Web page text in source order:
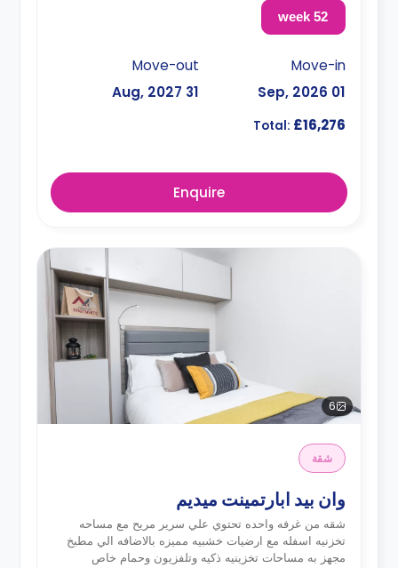
52 week
Move-in
01 Sep, 2026
Move-out
31 Aug, 2027
Total: £16,276
Enquire
6
شقة
وان بيد ابارتمينت ميديم
شقه من غرفه واحده تحتوي علي سرير مريح مع مساحه
تخزنيه اسفله مع ارضيات خشبيه مميزه بالاضافه الي مطبخ
مجهز به مساحات تخزينيه ذكيه وتلفزيون وحمام خاص